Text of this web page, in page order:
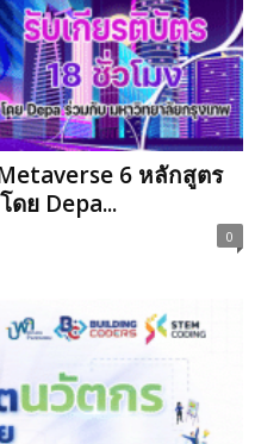
6 หลักสูตร
ดย Depa...
0